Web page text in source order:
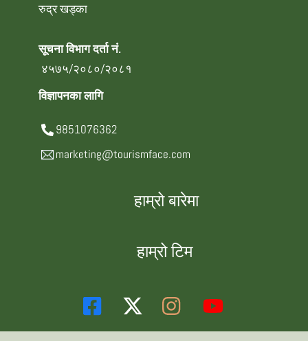
रुद्र खड्का
सूचना विभाग दर्ता नं.
४५७५/२०८०/२०८१
विज्ञापनका लागि
9851076362
marketing@tourismface.com
हाम्रो बारेमा
हाम्रो टिम